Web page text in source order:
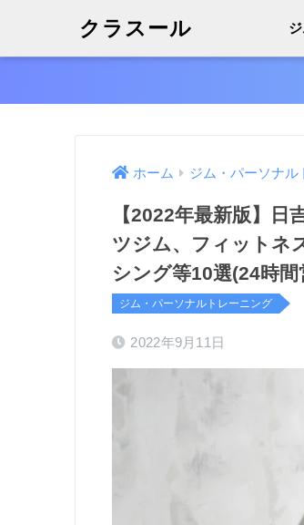
クラスール
ホーム ジム・パーソナル
【2022年最新版】
ツジム、フィットネ
シング等10選(24時
ジム・パーソナルトレーニング
2022年9月11日